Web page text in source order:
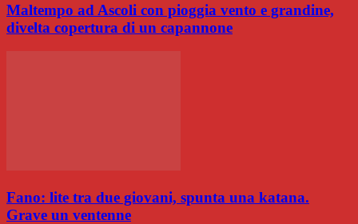
Maltempo ad Ascoli con pioggia vento e grandine,
divelta copertura di un capannone
Fano: lite tra due giovani, spunta una katana.
Grave un ventenne